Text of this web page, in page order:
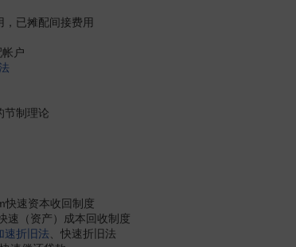
已摊配间接费用
户
节制理论
速资本收回制度
速（资产）成本回收制度
速折旧法、快速折旧法